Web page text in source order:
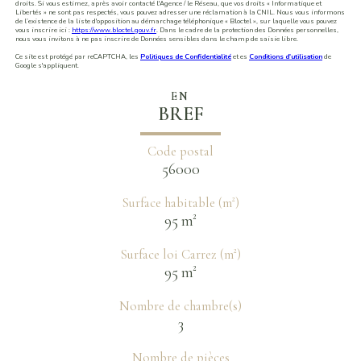
droits. Si vous estimez, après avoir contacté l'Agence / le Réseau, que vos droits « Informatique et
Libertés » ne sont pas respectés, vous pouvez adresser une réclamation à la CNIL. Nous vous informons
de l’existence de la liste d'opposition au démarchage téléphonique « Bloctel », sur laquelle vous pouvez
vous inscrire ici : https://www.bloctel.gouv.fr. Dans le cadre de la protection des Données personnelles,
nous vous invitons à ne pas inscrire de Données sensibles dans le champ de saisie libre.
Ce site est protégé par reCAPTCHA, les Politiques de Confidentialitéet es Conditions d'utilisationde
Google s'appliquent.
EN
BREF
Code postal
56000
Surface habitable (m²)
95 m²
Surface loi Carrez (m²)
95 m²
Nombre de chambre(s)
3
Nombre de pièces